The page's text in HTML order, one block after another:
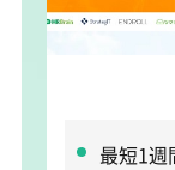
最短1週